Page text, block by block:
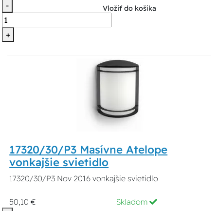
-
+
Vložiť do košíka
17320/30/P3 Masívne Atelope
vonkajšie svietidlo
17320/30/P3 Nov 2016 vonkajšie svietidlo
50,10 €
Skladom